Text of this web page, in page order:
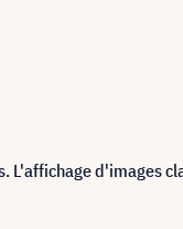
L'affichage d'images